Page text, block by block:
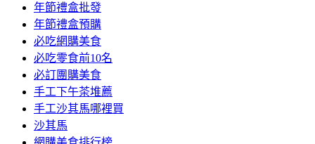
年節禮盒批發
年節禮盒預購
必吃網購美食
必吃零食前10名
必訂團購美食
手工下午茶堆薦
手工沙其馬哪裡買
沙其馬